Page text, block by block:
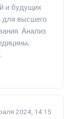
и будущих
для высшего
Анализ
2024, 14:15